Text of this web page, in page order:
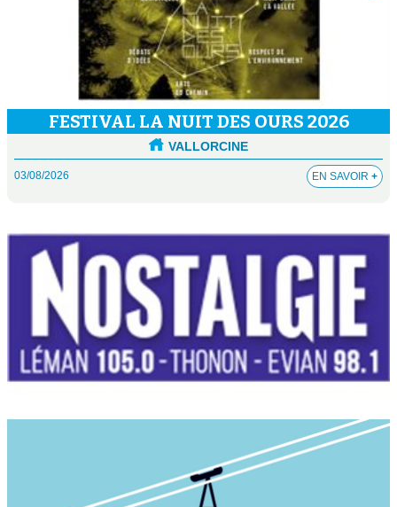
FESTIVAL LA NUIT DES OURS 2026
VALLORCINE
03/08/2026 EN SAVOIR +